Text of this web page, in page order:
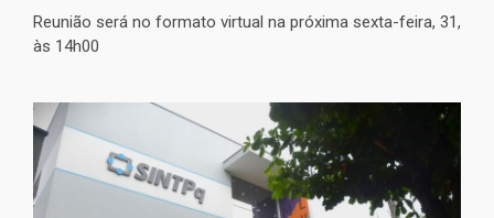
Reunião será no formato virtual na próxima sexta-feira, 31,
às 14h00